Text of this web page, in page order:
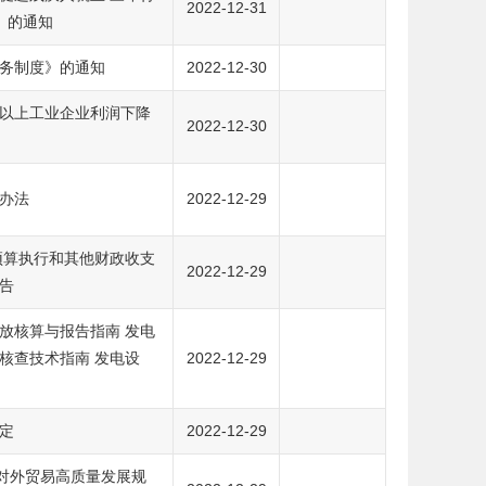
的通知
2022-12-31
制度》的通知 2022-12-30
上工业企业利润下降
2022-12-30
法 2022-12-29
执行和其他财政收支
2022-12-29
核算与报告指南 发电
查技术指南 发电设
2022-12-29
2022-12-29
外贸易高质量发展规